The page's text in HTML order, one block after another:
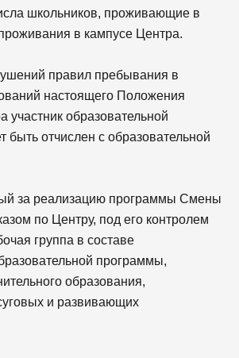
школьников, проживающие в
в кампусе Центра.
правил пребывания в
настоящего Положения
образовательной
отчислен с образовательной
за реализацию программы Смены
по Центру, под его контролем
группа в составе
программы,
образования,
и развивающих